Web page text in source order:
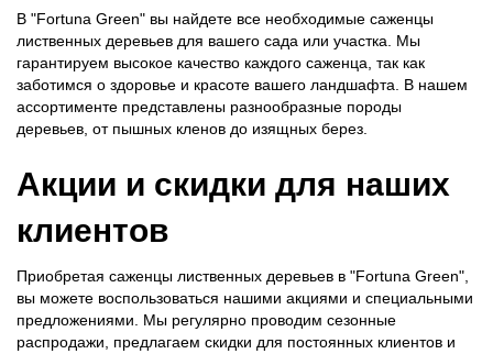
В "Fortuna Green" вы найдете все необходимые саженцы
лиственных деревьев для вашего сада или участка. Мы
гарантируем высокое качество каждого саженца, так как
заботимся о здоровье и красоте вашего ландшафта. В нашем
ассортименте представлены разнообразные породы
деревьев, от пышных кленов до изящных берез.
Акции и скидки для наших
клиентов
Приобретая саженцы лиственных деревьев в "Fortuna Green",
вы можете воспользоваться нашими акциями и специальными
предложениями. Мы регулярно проводим сезонные
распродажи, предлагаем скидки для постоянных клиентов и